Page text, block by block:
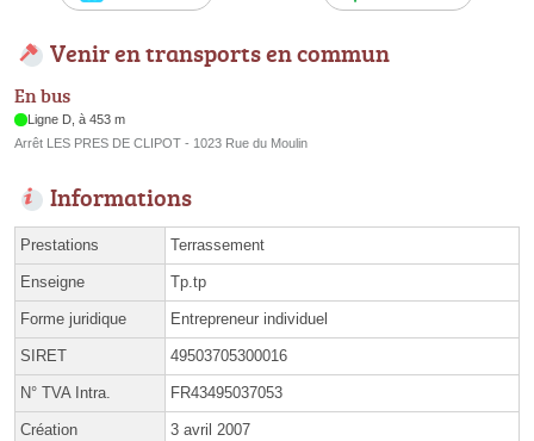
Venir en transports en commun
En bus
Ligne D, à 453 m
Arrêt LES PRES DE CLIPOT - 1023 Rue du Moulin
Informations
Prestations Terrassement
Enseigne Tp.tp
Forme juridique Entrepreneur individuel
SIRET 49503705300016
N° TVA Intra. FR43495037053
Création 3 avril 2007